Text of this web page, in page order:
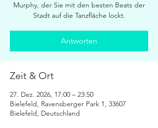
Murphy, der Sie mit den besten Beats der
Stadt auf die Tanzfläche lockt.
Antworten
Zeit & Ort
27. Dez. 2026, 17:00 – 23:50
Bielefeld, Ravensberger Park 1, 33607
Bielefeld, Deutschland